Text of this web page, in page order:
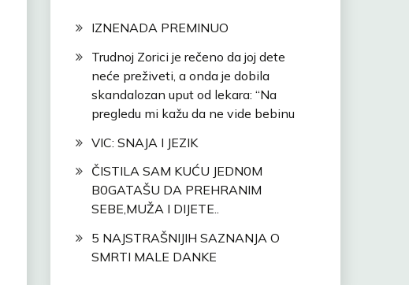
IZNENADA PREMINUO
Trudnoj Zorici je rečeno da joj dete
neće preživeti, a onda je dobila
skandalozan uput od lekara: “Na
pregledu mi kažu da ne vide bebinu
VIC: SNAJA I JEZIK
ČISTILA SAM KUĆU JEDN0M
B0GATAŠU DA PREHRANIM
SEBE,MUŽA I DIJETE..
5 NAJSTRAŠNIJIH SAZNANJA O
SMRTI MALE DANKE